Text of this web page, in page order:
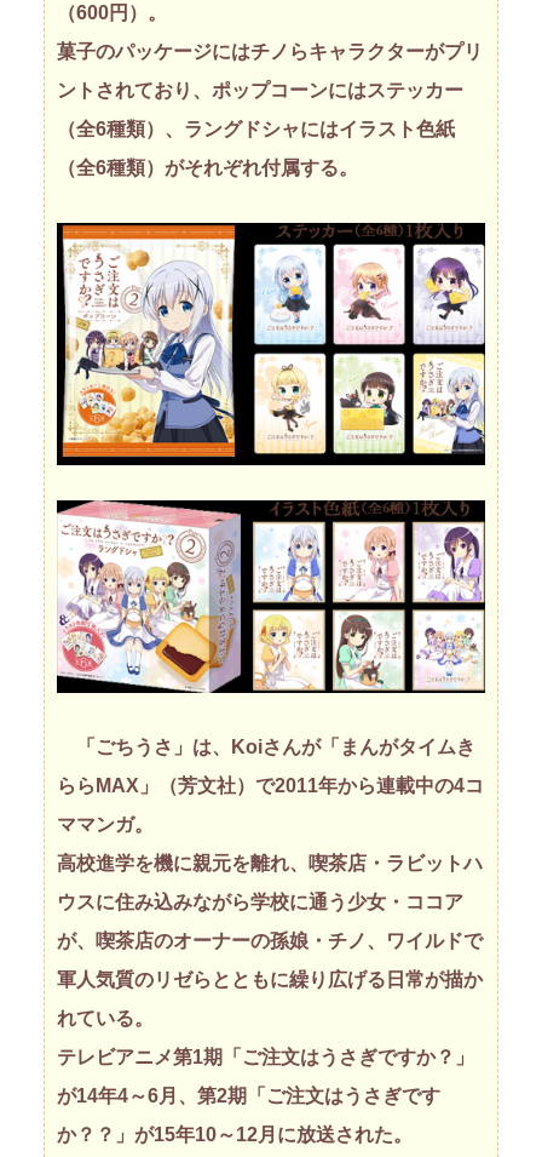
（600円）。
菓子のパッケージにはチノらキャラクターがプリ
ントされており、ポップコーンにはステッカー
（全6種類）、ラングドシャにはイラスト色紙
（全6種類）がそれぞれ付属する。
「ごちうさ」は、Koiさんが「まんがタイムき
ららMAX」（芳文社）で2011年から連載中の4コ
ママンガ。
高校進学を機に親元を離れ、喫茶店・ラビットハ
ウスに住み込みながら学校に通う少女・ココア
が、喫茶店のオーナーの孫娘・チノ、ワイルドで
軍人気質のリゼらとともに繰り広げる日常が描か
れている。
テレビアニメ第1期「ご注文はうさぎですか？」
が14年4～6月、第2期「ご注文はうさぎです
か？？」が15年10～12月に放送された。